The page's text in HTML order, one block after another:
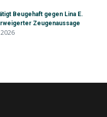
Beugehaft gegen Lina E.
Zeugenaussage